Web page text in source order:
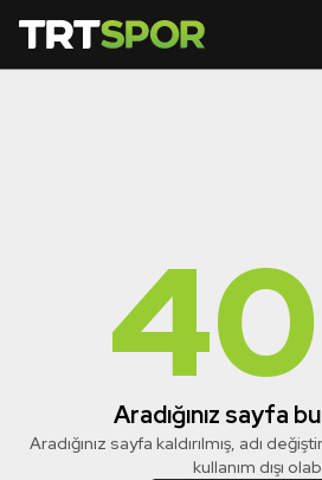
Aradığınız sayfa
Aradığınız sayfa kaldırılmış, adı
kullanım dışı